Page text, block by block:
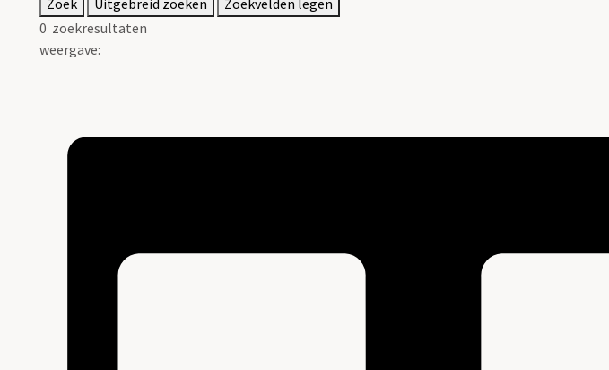
Zoek Uitgebreid zoeken
Zoekvelden legen
0 zoekresultaten
weergave: